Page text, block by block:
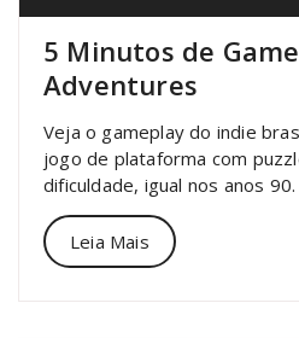
5 Minutos de
Adventures
Veja o gameplay do indie
jogo de plataforma com
dificuldade, igual nos anos 90.
Leia Mais